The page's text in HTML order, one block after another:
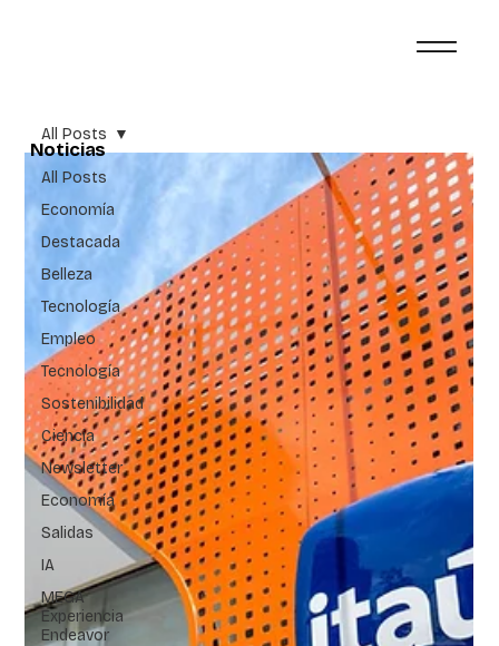
All Posts
Economía
Destacada
Belleza
Tecnología
Empleo
Tecnología
Sostenibilidad
Ciencia
Newsletter
Economía
Salidas
IA
MEGA
Experiencia
Endeavor
All Posts
Noticias